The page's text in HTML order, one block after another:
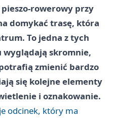
pieszo-rowerowy przy
domykać trasę, która
To jedna z tych
wyglądają skromnie,
zmienić bardzo
się kolejne elementy
i oznakowanie.
odcinek, który ma